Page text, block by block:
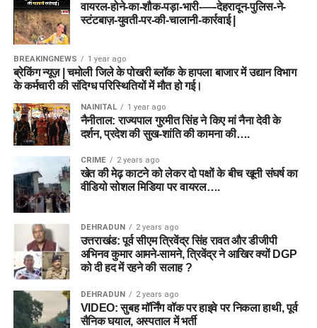
वायरल-होने-का-शौक-पड़ा-भारी-—-देहरादून-पुलिस-ने-
स्टंटबाज़-युवती-पर-की-चालानी-कार्रवाई |
BREAKINGNEWS 1 year ago
ब्रेकिंग न्यूज़ | चमोली जिले के पोखरी ब्लॉक के हापला बाजार में उद्यान विभाग
के कर्मचारी की संदिग्ध परिस्थितियों में मौत हो गई।
NAINITAL 1 year ago
नैनीताल: राज्यपाल गुरमीत सिंह ने किए मां नैना देवी के
दर्शन, प्रदेश की सुख-शांति की कामना की….
CRIME 2 years ago
खेत की मेढ़ काटने को लेकर दो पक्षों के बीच खूनी संघर्ष का
वीडियो सोशल मिडिया पर वायरल….
DEHRADUN 2 years ago
उत्तराखंड: पूर्व सीएम त्रिवेंद्र सिंह रावत और डीजीपी
अभिनव कुमार आमने-सामने, त्रिवेंद्र ने आखिर क्यों DGP
को दी हद में रहने की सलाह ?
DEHRADUN 2 years ago
VIDEO: सुबह मॉर्निंग वॉक पर हाइवे पर निकला हाथी, पूर्व
सैनिक घयाल, अस्पताल में भर्ती